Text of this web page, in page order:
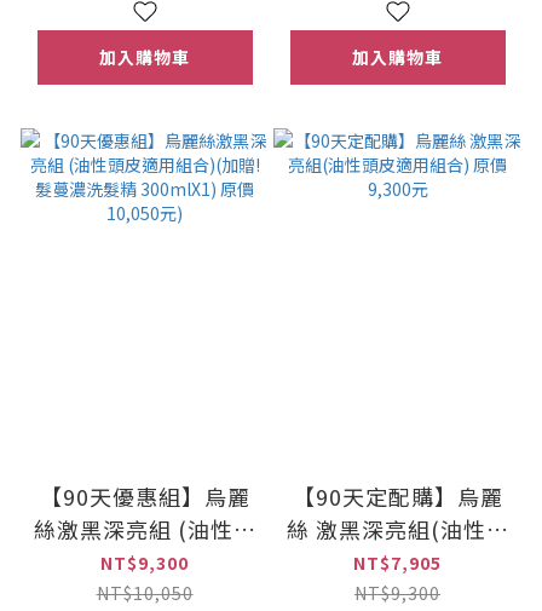
加入購物車 加入購物車
【90天優惠組】烏麗
絲激黑深亮組 (油性頭
皮適用組合)(加贈! 髮
蔓濃洗髮精 300mlX1)
NT$9,300
NT$10,050
【90天定配購】烏麗
絲 激黑深亮組(油性頭
皮適用組合) 原價
9,300元
NT$7,905
NT$9,300